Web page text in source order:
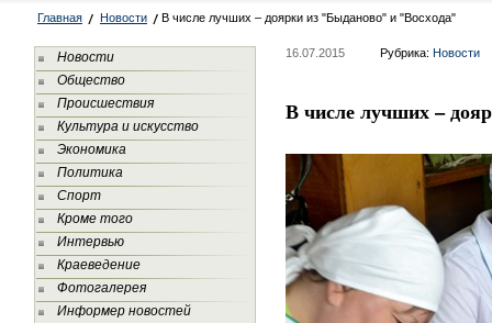
Главная Новости В числе лучших – доярки из "Быданово" и "Восхода"
Новости
Общество
Происшествия
Культура и искусство
Экономика
Политика
Спорт
Кроме того
Интервью
Краеведение
Фотогалерея
Информер новостей
16.07.2015 Рубрика: Новости
В числе лучших –